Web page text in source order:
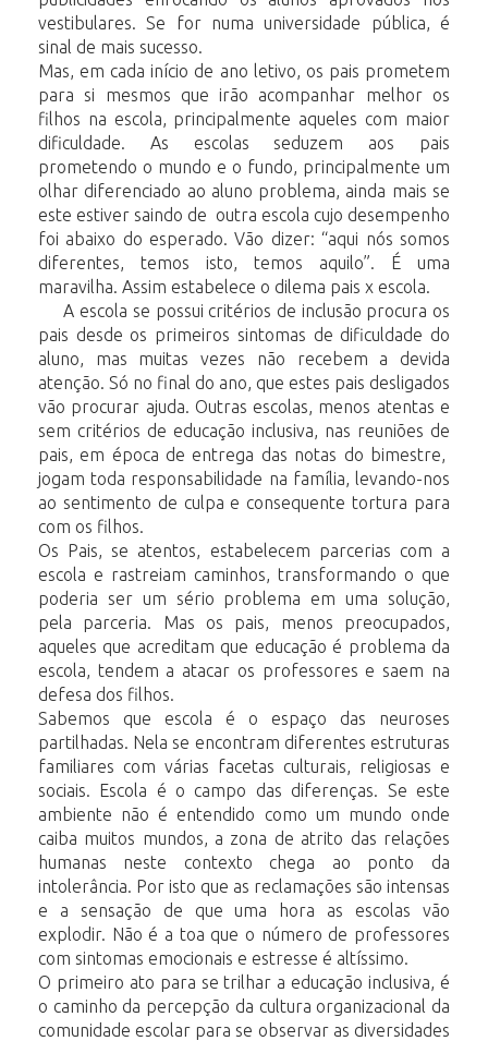
vestibulares. Se for numa universidade pública, é
sinal de mais sucesso.
Mas, em cada início de ano letivo, os pais prometem
para si mesmos que irão acompanhar melhor os
filhos na escola, principalmente aqueles com maior
dificuldade. As escolas seduzem aos pais
prometendo o mundo e o fundo, principalmente um
olhar diferenciado ao aluno problema, ainda mais se
este estiver saindo de outra escola cujo desempenho
foi abaixo do esperado. Vão dizer: “aqui nós somos
diferentes, temos isto, temos aquilo”. É uma
maravilha. Assim estabelece o dilema pais x escola.
A escola se possui critérios de inclusão procura os
pais desde os primeiros sintomas de dificuldade do
aluno, mas muitas vezes não recebem a devida
atenção. Só no final do ano, que estes pais desligados
vão procurar ajuda. Outras escolas, menos atentas e
sem critérios de educação inclusiva, nas reuniões de
pais, em época de entrega das notas do bimestre,
jogam toda responsabilidade na família, levando-nos
ao sentimento de culpa e consequente tortura para
com os filhos.
Os Pais, se atentos, estabelecem parcerias com a
escola e rastreiam caminhos, transformando o que
poderia ser um sério problema em uma solução,
pela parceria. Mas os pais, menos preocupados,
aqueles que acreditam que educação é problema da
escola, tendem a atacar os professores e saem na
defesa dos filhos.
Sabemos que escola é o espaço das neuroses
partilhadas. Nela se encontram diferentes estruturas
familiares com várias facetas culturais, religiosas e
sociais. Escola é o campo das diferenças. Se este
ambiente não é entendido como um mundo onde
caiba muitos mundos, a zona de atrito das relações
humanas neste contexto chega ao ponto da
intolerância. Por isto que as reclamações são intensas
e a sensação de que uma hora as escolas vão
explodir. Não é a toa que o número de professores
com sintomas emocionais e estresse é altíssimo.
O primeiro ato para se trilhar a educação inclusiva, é
o caminho da percepção da cultura organizacional da
comunidade escolar para se observar as diversidades